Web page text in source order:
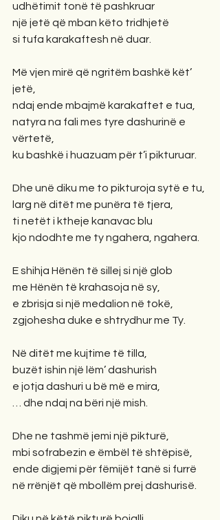
udhëtimit tonë të pashkruar
një jetë që mban këto tridhjetë
si tufa karakaftesh në duar.
Më vjen mirë që ngritëm bashkë kët’
jetë,
ndaj ende mbajmë karakaftet e tua,
natyra na fali mes tyre dashurinë e
vërtetë,
ku bashkë i huazuam për t’i pikturuar.
Dhe unë diku me to pikturoja sytë e tu,
larg në ditët me punëra të tjera,
ti netët i ktheje kanavac blu
kjo ndodhte me ty ngahera, ngahera.
E shihja Hënën të sillej si një glob
me Hënën të krahasoja në sy,
e zbrisja si një medalion në tokë,
zgjohesha duke e shtrydhur me Ty.
Në ditët me kujtime të tilla,
buzët ishin një lëm’ dashurish
e jotja dashuri u bë më e mira,
… dhe ndaj na bëri një mish.
Dhe ne tashmë jemi një pikturë,
mbi sofrabezin e ëmbël të shtëpisë,
ende digjemi për fëmijët tanë si furrë
në rrënjët që mbollëm prej dashurisë.